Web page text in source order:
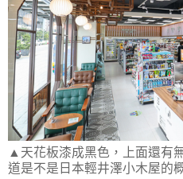
▲天花板漆成黑色，上面還有
道是不是日本輕井澤小木屋的